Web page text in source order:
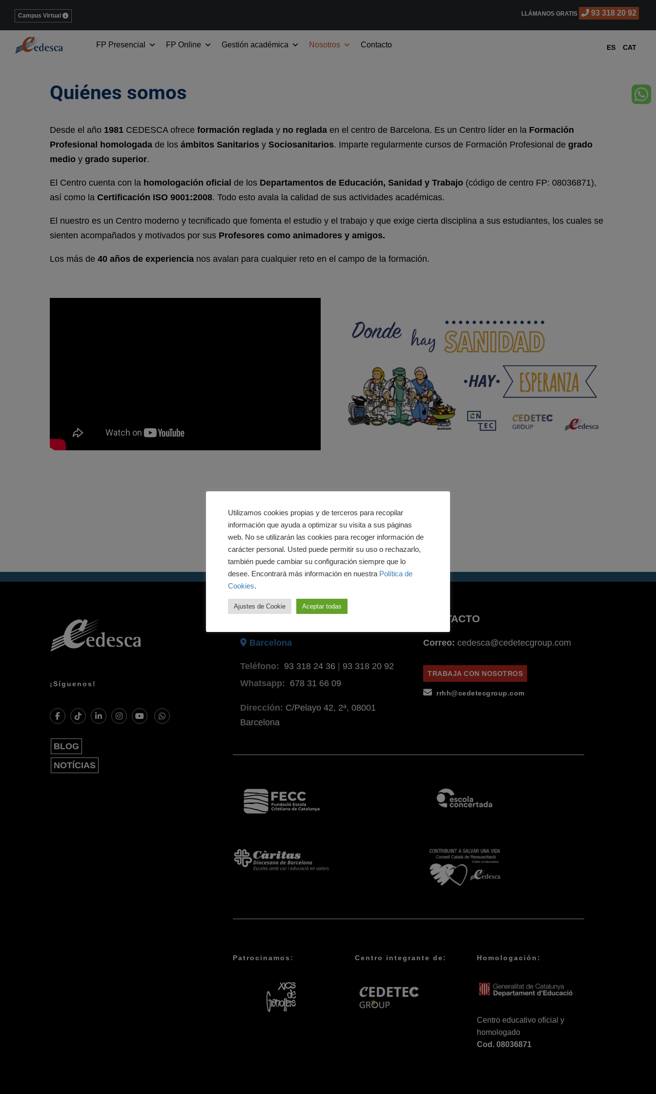
Campus Virtual LLÁMANOS GRATIS 93 318 20 92
FP Presencial FP Online Gestión académica Nosotros Contacto ES CAT
Quiénes somos
Desde el año 1981 CEDESCA ofrece formación reglada y no reglada en el centro de Barcelona. Es un Centro líder en la Formación
Profesional homologada de los ámbitos Sanitarios y Sociosanitarios. Imparte regularmente cursos de Formación Profesional de grado
medio y grado superior.
El Centro cuenta con la homologación oficial de los Departamentos de Educación, Sanidad y Trabajo (código de centro FP: 08036871),
así como la Certificación ISO 9001:2008. Todo esto avala la calidad de sus actividades académicas.
El nuestro es un Centro moderno y tecnificado que fomenta el estudio y el trabajo y que exige cierta disciplina a sus estudiantes, los cuales se
sienten acompañados y motivados por sus Profesores como animadores y amigos.
Los más de 40 años de experiencia nos avalan para cualquier reto en el campo de la formación.
¡Síguenos!
BLOG
NOTÍCIAS
Barcelona
Teléfono: 93 318 24 36
93 318 20 92
Whatsapp:
678 31 66 09
Dirección: C/Pelayo 42, 2ª, 08001
Barcelona
CONTACTO
Correo: cedesca@cedetecgroup.com
TRABAJA CON NOSOTROS
rrhh@cedetecgroup.com
Patrocinamos: Centro integrante de: Homologación:
Centro educativo oficial y
homologado
Cod. 08036871
Utilizamos cookies propias y de terceros para recopilar
información que ayuda a optimizar su visita a sus páginas
web. No se utilizarán las cookies para recoger información de
carácter personal. Usted puede permitir su uso o rechazarlo,
también puede cambiar su configuración siempre que lo
desee. Encontrará más información en nuestra Política de
Cookies.
Ajustes de Cookie Aceptar todas